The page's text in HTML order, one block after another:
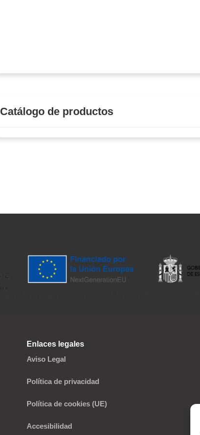
Catálogo de productos
Enlaces legales
Aviso Legal
Política de privacidad
Política de cookies (UE)
Accesibilidad